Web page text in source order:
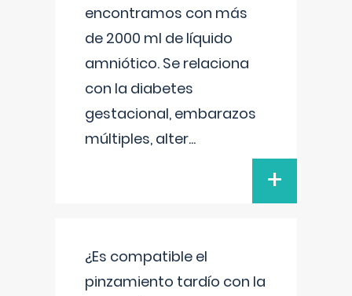
encontramos con más
de 2000 ml de líquido
amniótico. Se relaciona
con la diabetes
gestacional, embarazos
múltiples, alter...
+
¿Es compatible el
pinzamiento tardío con la